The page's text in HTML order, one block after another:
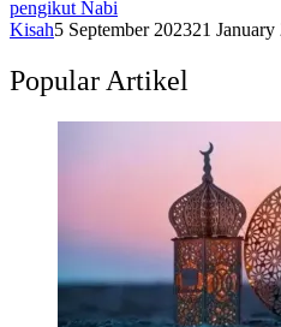
pengikut Nabi
Kisah5 September 202321 January
Popular Artikel